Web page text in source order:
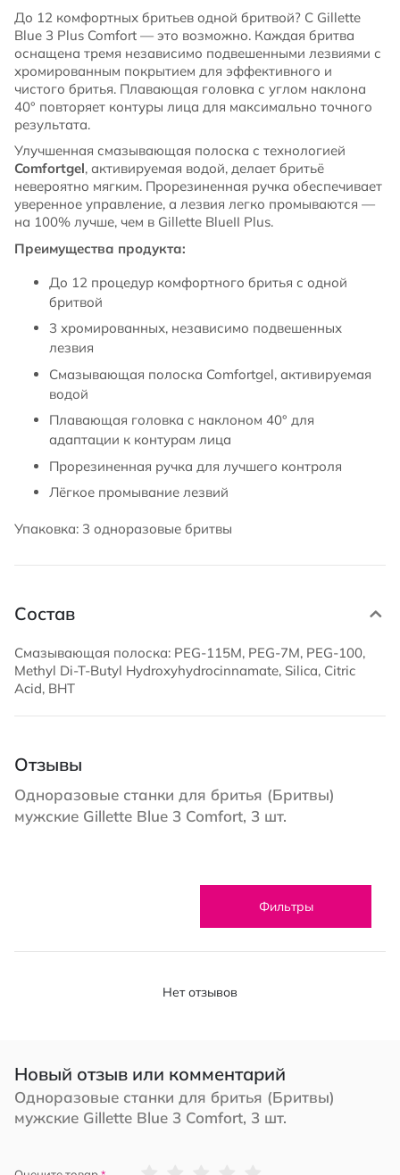
До 12 комфортных бритьев одной бритвой? С Gillette
Blue 3 Plus Comfort — это возможно. Каждая бритва
оснащена тремя независимо подвешенными лезвиями с
хромированным покрытием для эффективного и
чистого бритья. Плавающая головка с углом наклона
40° повторяет контуры лица для максимально точного
результата.
Улучшенная смазывающая полоска с технологией
Comfortgel, активируемая водой, делает бритьё
невероятно мягким. Прорезиненная ручка обеспечивает
уверенное управление, а лезвия легко промываются —
на 100% лучше, чем в Gillette BlueII Plus.
Преимущества продукта:
До 12 процедур комфортного бритья с одной
бритвой
3 хромированных, независимо подвешенных
лезвия
Смазывающая полоска Comfortgel, активируемая
водой
Плавающая головка с наклоном 40° для
адаптации к контурам лица
Прорезиненная ручка для лучшего контроля
Лёгкое промывание лезвий
Упаковка: 3 одноразовые бритвы
Состав
Смазывающая полоска: PEG-115M, PEG-7M, PEG-100,
Methyl Di-T-Butyl Hydroxyhydrocinnamate, Silica, Citric
Acid, BHT
Отзывы
Одноразовые станки для бритья (Бритвы)
мужские Gillette Blue 3 Comfort, 3 шт.
Фильтры
Нет отзывов
Новый отзыв или комментарий
Одноразовые станки для бритья (Бритвы)
мужские Gillette Blue 3 Comfort, 3 шт.